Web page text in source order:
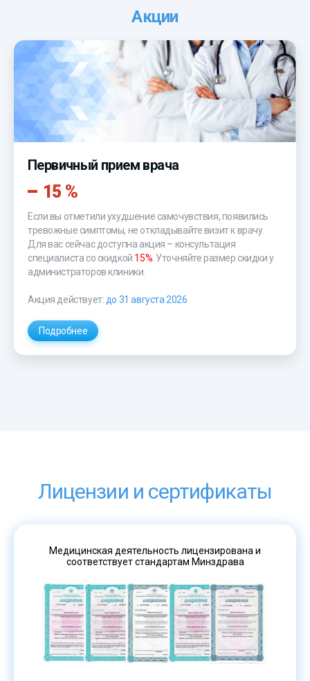
Акции
Первичный прием врача
15 %
Если вы отметили ухудшение самочувствия, появились
тревожные симптомы, не откладывайте визит к врачу.
Для вас сейчас доступна акция – консультация
специалиста со скидкой 15% . Уточняйте размер скидки у
администраторов клиники.
Акция действует: до 31 августа 2026
Подробнее
Лицензии и сертификаты
Медицинская деятельность лицензирована и
соответствует стандартам Минздрава